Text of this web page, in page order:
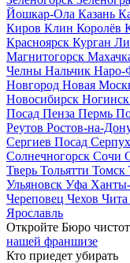
Йошкар-Ола Казань
Киров Клин Королёв
Красноярск Курган
Магнитогорск
Челны Нальчик Наро-
Новгород Новая
Новосибирск Ногинск
Посад Пенза Пермь
Реутов Ростов-на-
Сергиев Посад
Солнечногорск Сочи
Тверь Тольятти Томск
Ульяновск Уфа
Череповец Чехов Чита
Ярославль
Откройте Бюро
нашей франшизе
Кто приедет убирать